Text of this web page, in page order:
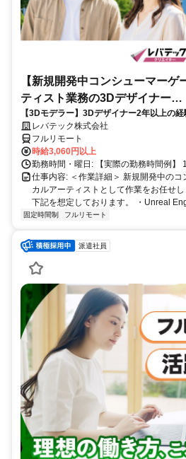
【新規開発中コンシューマーゲ
ティスト業務の3Dデザイナー
_LTCR547867_CP_CRG
【3Dモデラー】3Dデザイナー2年以上の
を目指したい方も大歓迎♪
レバテック株式会社
フルリモート
時給3,060円以上
勤務時間・曜日: 【実際の勤務時間例】
仕事内容: ＜作業詳細＞ 新規開発中の
カルアーティストとして作業をお任せ
下記を想定しております。 ・Unreal
固定時間制 フルリモート
派遣社員